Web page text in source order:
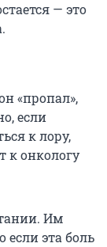
— это
«пропал»,
если
к лору,
к онкологу
Им
если эта боль